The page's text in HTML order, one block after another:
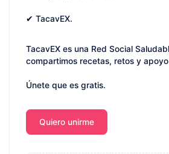
✔ TacavEX.
TacavEX es una Red Social
compartimos recetas, retos y
Únete que es gratis.
Quiero unirme